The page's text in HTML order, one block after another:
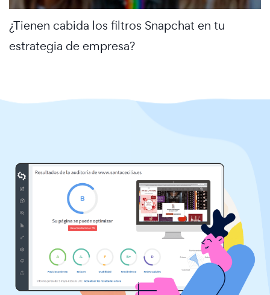
¿Tienen cabida los filtros Snapchat en tu
estrategia de empresa?